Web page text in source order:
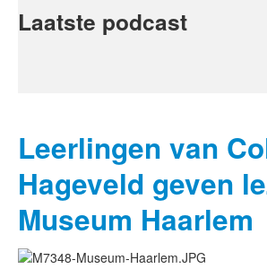
Laatste podcast
Leerlingen van
Hageveld geven
Museum Haarlem